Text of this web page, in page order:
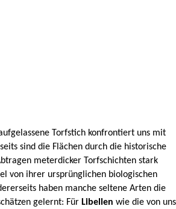
Torfstich konfrontiert uns mit
sind die Flächen durch die historische
meterdicker Torfschichten stark
von ihrer ursprünglichen biologischen
haben manche seltene Arten die
gelernt: Für Libellen wie die von uns